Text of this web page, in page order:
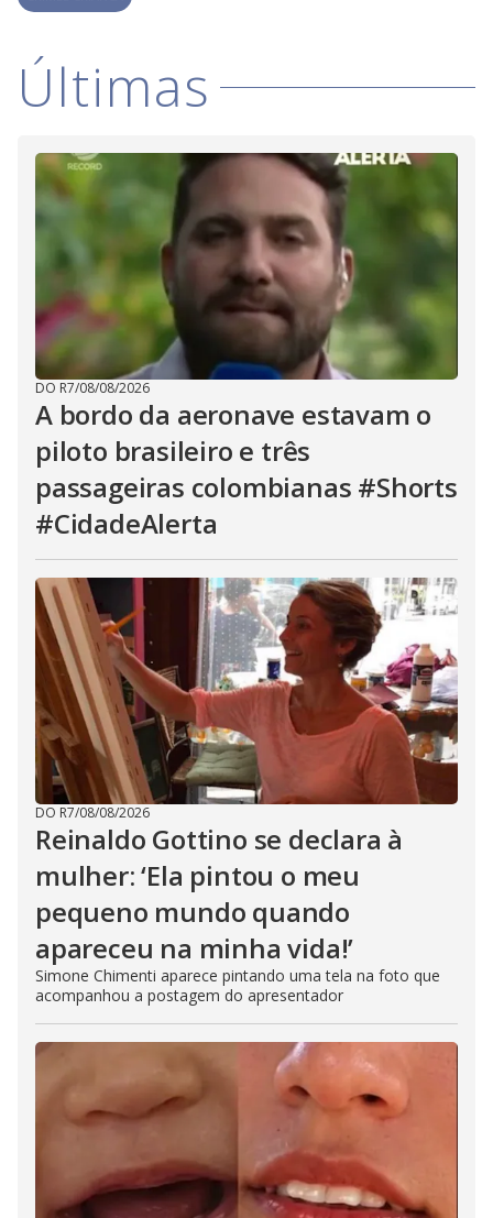
e
o
Últimas
DO R7/08/08/2026
A bordo da aeronave estavam o
piloto brasileiro e três
passageiras colombianas #Shorts
#CidadeAlerta
DO R7/08/08/2026
Reinaldo Gottino se declara à
mulher: ‘Ela pintou o meu
pequeno mundo quando
apareceu na minha vida!’
Simone Chimenti aparece pintando uma tela na foto que
acompanhou a postagem do apresentador